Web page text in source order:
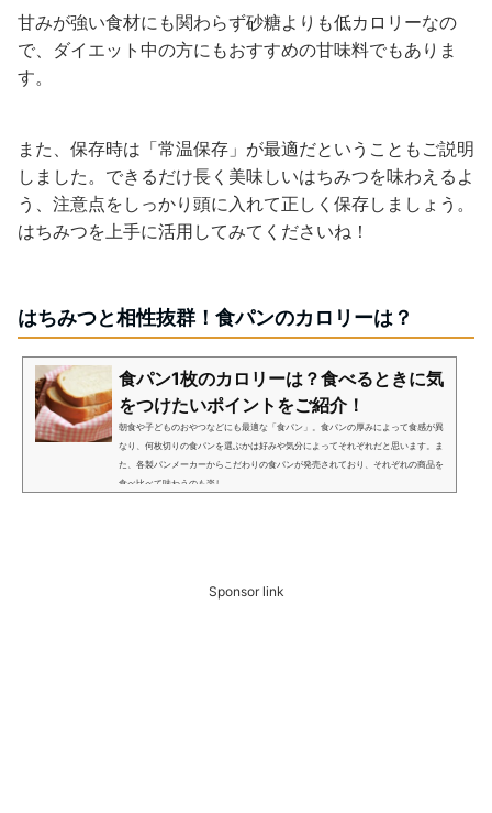
甘みが強い食材にも関わらず砂糖よりも低カロリーなの
で、ダイエット中の方にもおすすめの甘味料でもありま
す。
また、保存時は「常温保存」が最適だということもご説明
しました。できるだけ長く美味しいはちみつを味わえるよ
う、注意点をしっかり頭に入れて正しく保存しましょう。
はちみつを上手に活用してみてくださいね！
はちみつと相性抜群！食パンのカロリーは？
食パン1枚のカロリーは？食べるときに気
をつけたいポイントをご紹介！
朝食や子どものおやつなどにも最適な「食パン」。食パンの厚みによって食感が異
なり、何枚切りの食パンを選ぶかは好みや気分によってそれぞれだと思います。ま
た、各製パンメーカーからこだわりの食パンが発売されており、それぞれの商品を
食べ比べて味わうのも楽し...
Sponsor link